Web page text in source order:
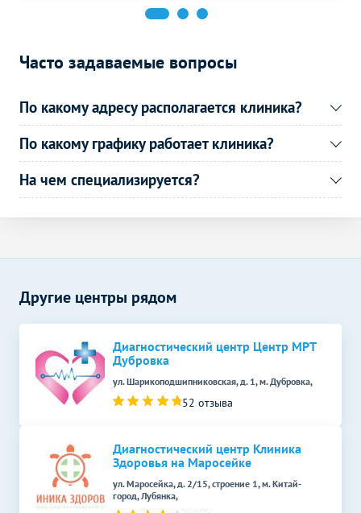
Электрокардиография
Эндоскопические методы Без контраста
Кольпоскопия 3490р. -
Часто задаваемые вопросы
По какому адресу располагается клиника?
По какому графику работает клиника?
На чем специализируется?
Другие центры рядом
Диагностический центр Центр МРТ
Дубровка
ул. Шарикоподшипниковская, д. 1, м. Дубровка,
52 отзыва
Диагностический центр Клиника
Здоровья на Маросейке
ул. Маросейка, д. 2/15, строение 1, м. Китай-
город, Лубянка,